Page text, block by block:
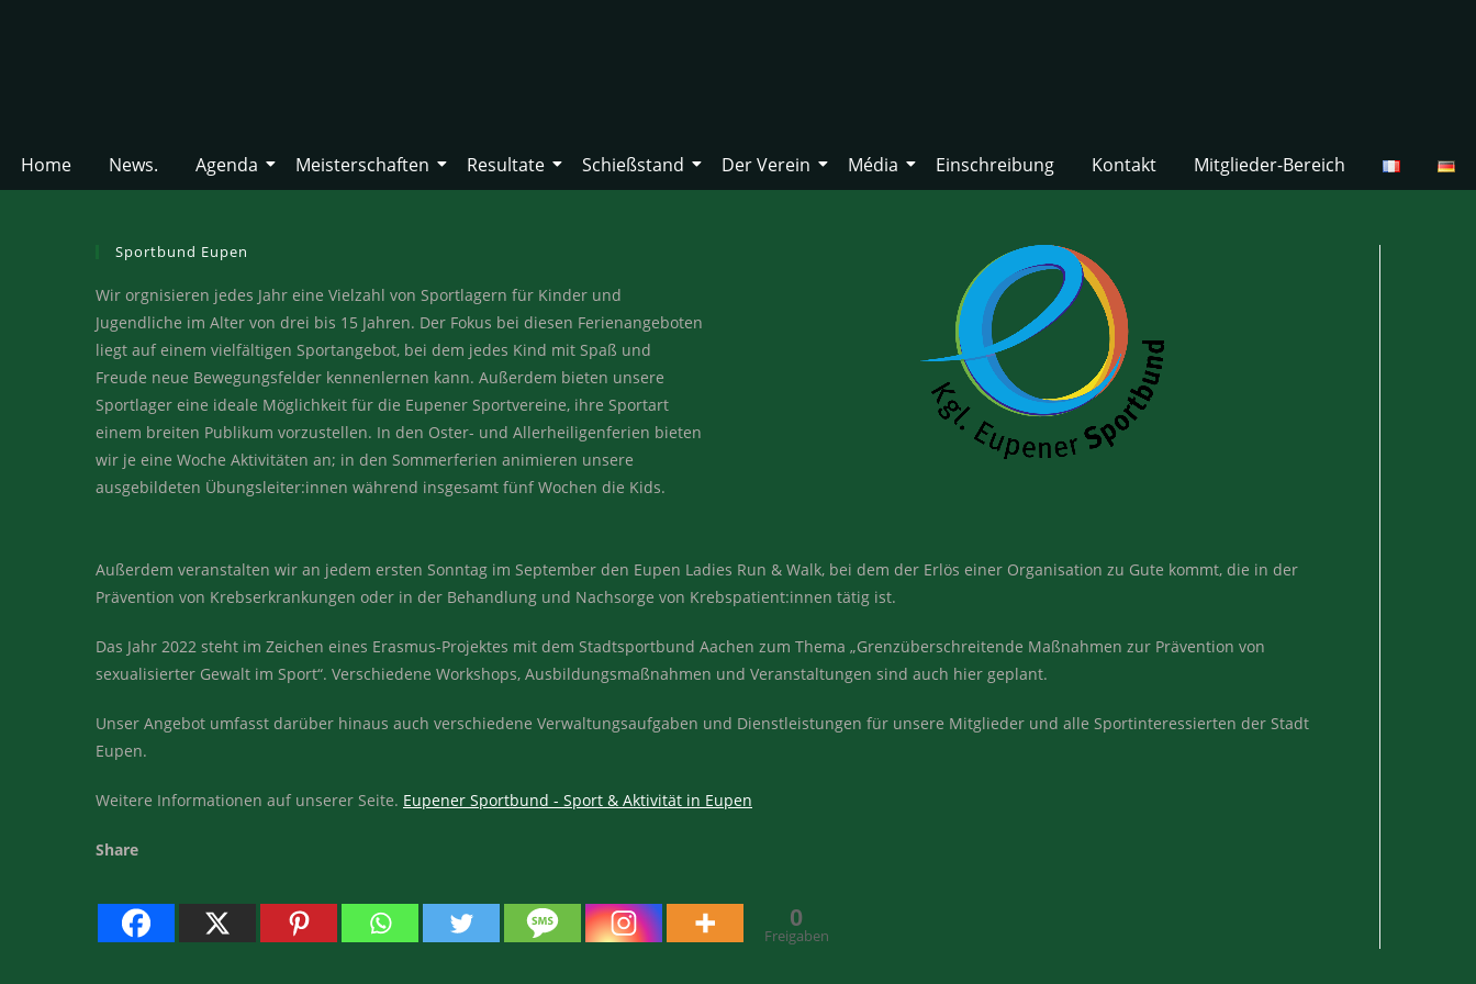
Home News. Agenda Meisterschaften Resultate Schießstand Der Verein Média Einschreibung Kontakt Mitglieder-Bereich
Sportbund Eupen
Wir orgnisieren jedes Jahr eine Vielzahl von Sportlagern für Kinder und
Jugendliche im Alter von drei bis 15 Jahren. Der Fokus bei diesen Ferienangeboten
liegt auf einem vielfältigen Sportangebot, bei dem jedes Kind mit Spaß und
Freude neue Bewegungsfelder kennenlernen kann. Außerdem bieten unsere
Sportlager eine ideale Möglichkeit für die Eupener Sportvereine, ihre Sportart
einem breiten Publikum vorzustellen. In den Oster- und Allerheiligenferien bieten
wir je eine Woche Aktivitäten an; in den Sommerferien animieren unsere
ausgebildeten Übungsleiter:innen während insgesamt fünf Wochen die Kids.
Außerdem veranstalten wir an jedem ersten Sonntag im September den Eupen Ladies Run & Walk, bei dem der Erlös einer Organisation zu Gute kommt, die in der
Prävention von Krebserkrankungen oder in der Behandlung und Nachsorge von Krebspatient:innen tätig ist.
Das Jahr 2022 steht im Zeichen eines Erasmus-Projektes mit dem Stadtsportbund Aachen zum Thema „Grenzüberschreitende Maßnahmen zur Prävention von
sexualisierter Gewalt im Sport“. Verschiedene Workshops, Ausbildungsmaßnahmen und Veranstaltungen sind auch hier geplant.
Unser Angebot umfasst darüber hinaus auch verschiedene Verwaltungsaufgaben und Dienstleistungen für unsere Mitglieder und alle Sportinteressierten der Stadt
Eupen.
Weitere Informationen auf unserer Seite. Eupener Sportbund - Sport & Aktivität in Eupen
Share
0
Freigaben